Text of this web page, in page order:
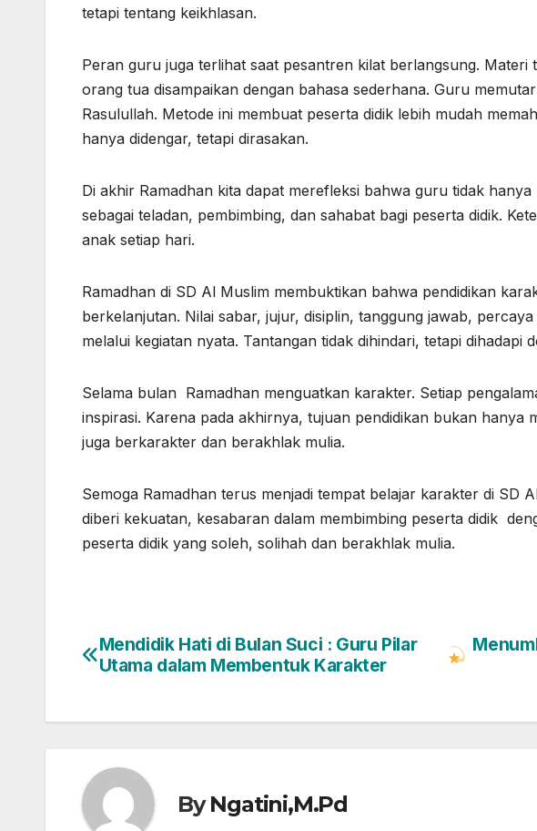
tetapi tentang keikhlasan.
Peran guru juga terlihat saat pesantren kilat berlangsung. Materi
orang tua disampaikan dengan bahasa sederhana. Guru
Rasulullah. Metode ini membuat peserta didik lebih mudah
hanya didengar, tetapi dirasakan.
Di akhir Ramadhan kita dapat merefleksi bahwa guru tidak
sebagai teladan, pembimbing, dan sahabat bagi peserta didik.
anak setiap hari.
Ramadhan di SD Al Muslim membuktikan bahwa pendidikan
berkelanjutan. Nilai sabar, jujur, disiplin, tanggung jawab,
melalui kegiatan nyata. Tantangan tidak dihindari, tetapi dihadapi
Selama bulan Ramadhan menguatkan karakter. Setiap
inspirasi. Karena pada akhirnya, tujuan pendidikan bukan hanya
juga berkarakter dan berakhlak mulia.
Semoga Ramadhan terus menjadi tempat belajar karakter di SD
diberi kekuatan, kesabaran dalam membimbing peserta didik
peserta didik yang soleh, solihah dan berakhlak mulia.
Post
Mendidik Hati di Bulan Suci : Guru Pilar
Utama dalam Membentuk Karakter
ByNgatini,M.Pd